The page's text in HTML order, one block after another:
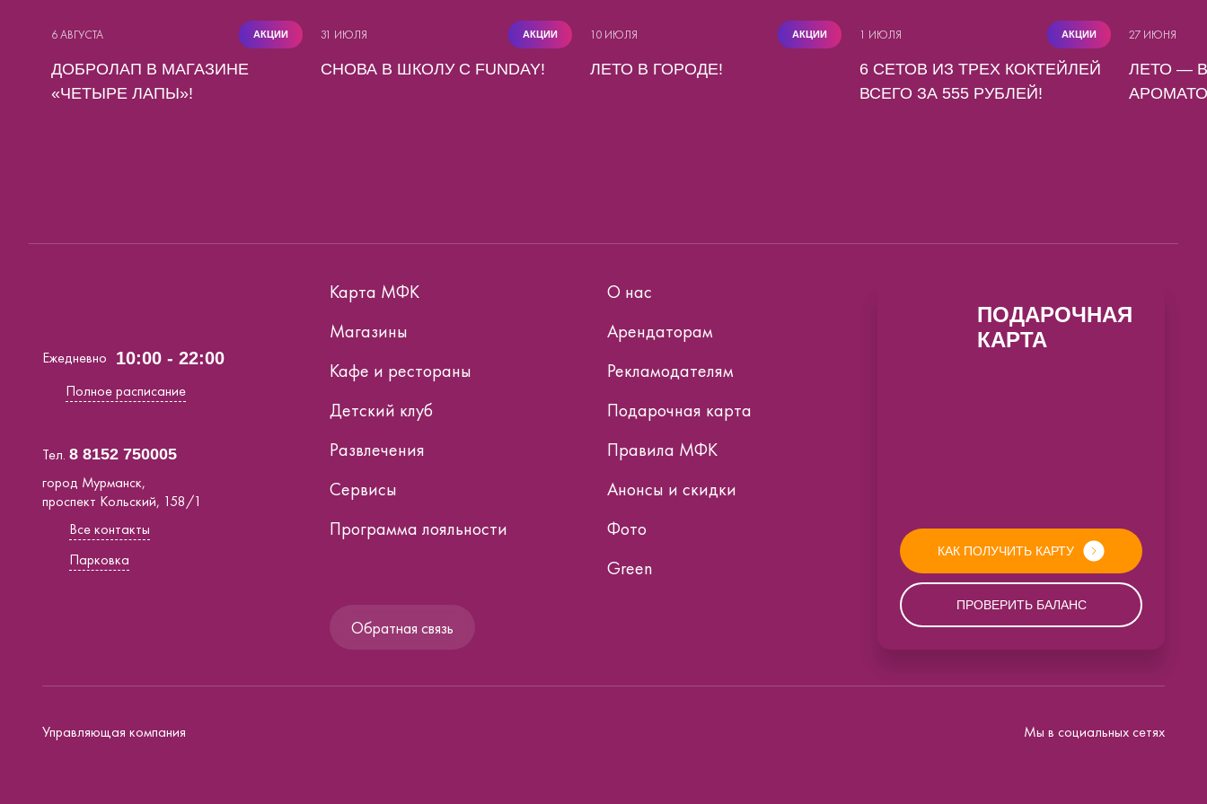
6 АВГУСТА АКЦИИ
ДОБРОЛАП В МАГАЗИНЕ
«ЧЕТЫРЕ ЛАПЫ»!
31 ИЮЛЯ АКЦИИ
СНОВА В ШКОЛУ С FUNDAY!
10 ИЮЛЯ АКЦИИ
ЛЕТО В ГОРОДЕ!
1 ИЮЛЯ АКЦИИ
6 СЕТОВ ИЗ ТРЕХ КОКТЕЙЛЕЙ
ВСЕГО ЗА 555 РУБЛЕЙ!
27 ИЮНЯ
ЛЕТО —
Ежедневно 10:00 - 22:00
Полное расписание
Тел. 8 8152 750005
город Мурманск,
проспект Кольский, 158/1
Все контакты
Парковка
Карта МФК
Магазины
Кафе и рестораны
Детский клуб
Развлечения
Сервисы
Программа лояльности
О нас
Арендаторам
Рекламодателям
Подарочная карта
Правила МФК
Анонсы и скидки
Фото
Green
Обратная связь
ПОДАРОЧНАЯ
КАРТА
КАК ПОЛУЧИТЬ КАРТУ
ПРОВЕРИТЬ БАЛАНС
Управляющая компания Мы в социальных сетях